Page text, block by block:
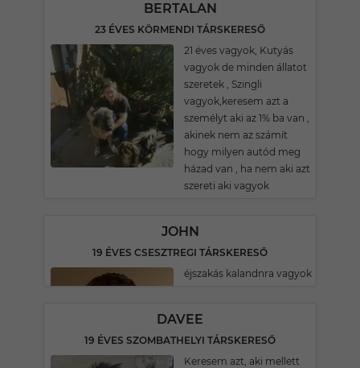
BERTALAN
23 ÉVES KÖRMENDI TÁRSKERESŐ
21 éves vagyok, Kutyás
vagyok de minden állatot
szeretek , Szingli
vagyok,keresem azt a
személyt aki az 1% ba van ,
akinek nem az számít
hogy milyen autód meg
házad van , ha nem aki azt
szereti aki vagyok
JOHN
19 ÉVES CSESZTREGI TÁRSKERESŐ
éjszakás kalandnra vagyok
DAVEE
19 ÉVES SZOMBATHELYI TÁRSKERESŐ
Keresem azt, aki mellett